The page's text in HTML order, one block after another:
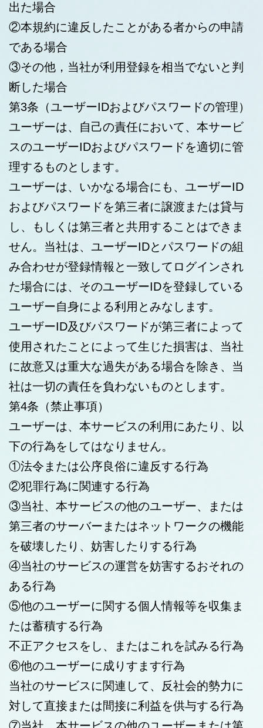
出た場合
②本規約に違反したことがある者からの申請
である場合
③その他，当社が利用登録を相当でないと判
断した場合
第3条（ユーザーIDおよびパスワードの管理）
ユーザーは、自己の責任において、本サービ
スのユーザーIDおよびパスワードを適切に管
理するものとします。
ユーザーは、いかなる場合にも、ユーザーID
およびパスワードを第三者に譲渡または貸与
し、もしくは第三者と共用することはできま
せん。当社は、ユーザーIDとパスワードの組
み合わせが登録情報と一致してログインされ
た場合には、そのユーザーIDを登録している
ユーザー自身による利用とみなします。
ユーザーID及びパスワードが第三者によって
使用されたことによって生じた損害は、当社
に故意又は重大な過失がある場合を除き、当
社は一切の責任を負わないものとします。
第4条（禁止事項）
ユーザーは、本サービスの利用にあたり、以
下の行為をしてはなりません。
①法令または公序良俗に違反する行為
②犯罪行為に関連する行為
③当社、本サービスの他のユーザー、または
第三者のサーバーまたはネットワークの機能
を破壊したり、妨害したりする行為
④当社のサービスの運営を妨害するおそれの
ある行為
⑤他のユーザーに関する個人情報等を収集ま
たは蓄積する行為
不正アクセスをし、またはこれを試みる行為
⑥他のユーザーに成りすます行為
当社のサービスに関連して、反社会的勢力に
対して直接または間接に利益を供与する行為